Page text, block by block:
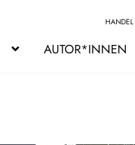
HANDEL
AUTOR*INNEN